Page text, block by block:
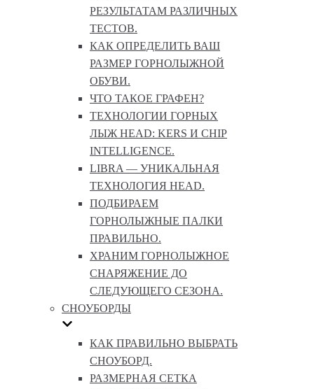
РЕЗУЛЬТАТАМ РАЗЛИЧНЫХ
ТЕСТОВ.
КАК ОПРЕДЕЛИТЬ ВАШ
РАЗМЕР ГОРНОЛЫЖНОЙ
ОБУВИ.
ЧТО ТАКОЕ ГРАФЕН?
ТЕХНОЛОГИИ ГОРНЫХ
ЛЫЖ HEAD: KERS И CHIP
INTELLIGENCE.
LIBRA — УНИКАЛЬНАЯ
ТЕХНОЛОГИЯ HEAD.
ПОДБИРАЕМ
ГОРНОЛЫЖНЫЕ ПАЛКИ
ПРАВИЛЬНО.
ХРАНИМ ГОРНОЛЫЖНОЕ
СНАРЯЖЕНИЕ ДО
СЛЕДУЮЩЕГО СЕЗОНА.
СНОУБОРДЫ
КАК ПРАВИЛЬНО ВЫБРАТЬ
СНОУБОРД.
РАЗМЕРНАЯ СЕТКА